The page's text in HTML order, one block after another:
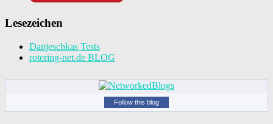
Lesezeichen
Danjeschkas Tests
rotering-net.de BLOG
Follow this blog